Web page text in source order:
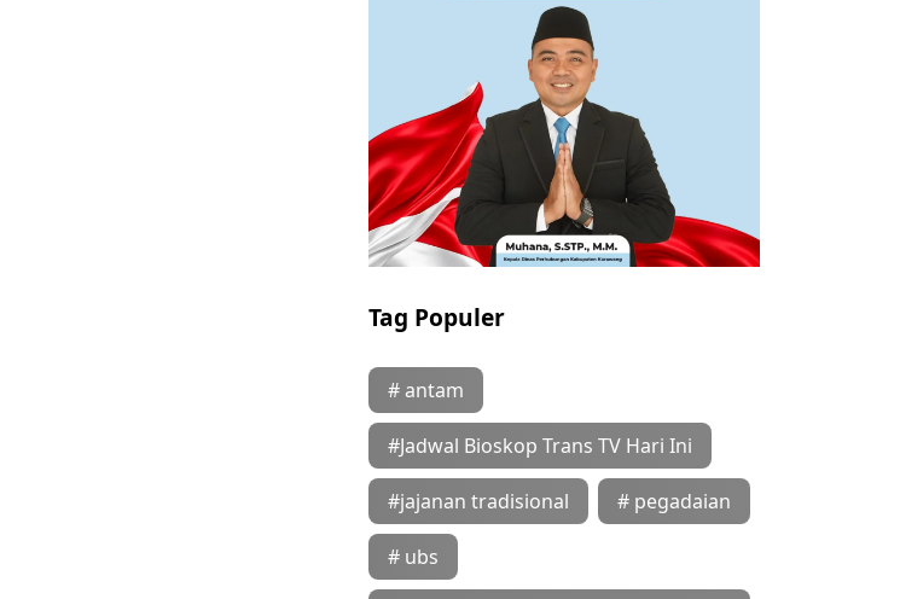
Tag Populer
# antam
#Jadwal Bioskop Trans TV Hari Ini
#jajanan tradisional # pegadaian
# ubs